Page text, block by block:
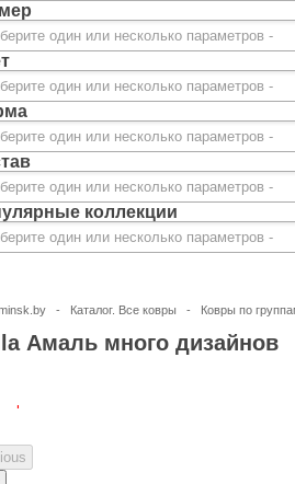
коллекции
- Каталог. Все ковры - Ковры по
Амаль много дизайнов